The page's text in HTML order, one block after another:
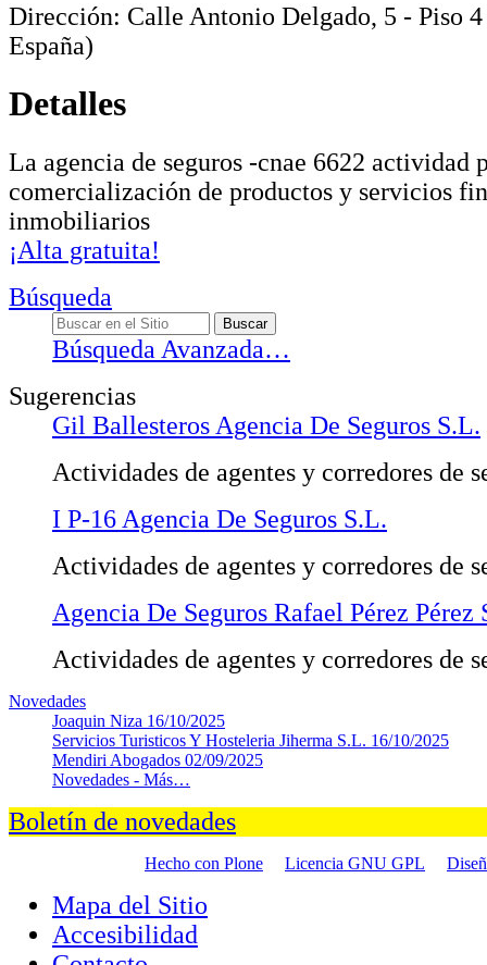
Dirección: Calle Antonio Delgado, 5 - Piso
España)
Detalles
La agencia de seguros -cnae 6622 actividad
comercialización de productos y servicios
inmobiliarios
¡Alta gratuita!
Búsqueda
Búsqueda Avanzada…
Sugerencias
Gil Ballesteros Agencia De Seguros S.L.
Actividades de agentes y corredores de
I P-16 Agencia De Seguros S.L.
Actividades de agentes y corredores de
Agencia De Seguros Rafael Pérez Pérez
Actividades de agentes y corredores de
Novedades
Joaquin Niza 16/10/2025
Servicios Turisticos Y Hosteleria Jiherma S.L. 16/10/2025
Mendiri Abogados 02/09/2025
Novedades - Más…
Boletín de novedades
Hecho con Plone Licencia GNU GPL
Mapa del Sitio
Accesibilidad